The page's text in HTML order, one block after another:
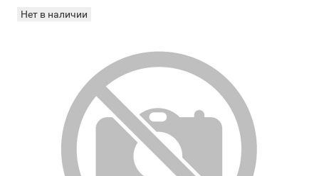
Нет в наличии